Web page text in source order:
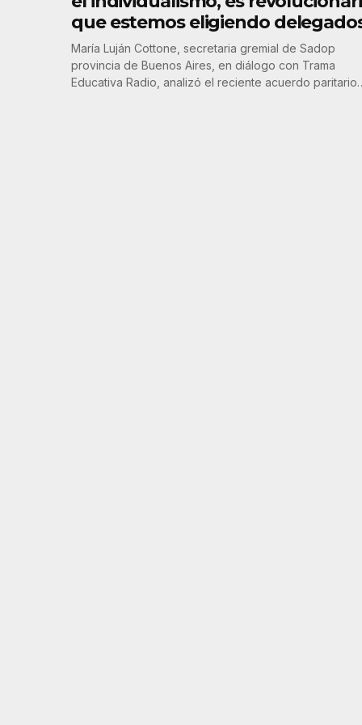
que estemos eligiendo
María Luján Cottone, secretaria gremial de Sadop
provincia de Buenos Aires, en diálogo con Trama
Educativa Radio, analizó el reciente acuerdo